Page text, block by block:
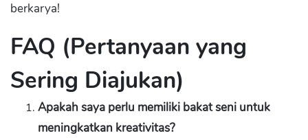
berkarya!
FAQ (Pertanyaan yang
Sering Diajukan)
Apakah saya perlu memiliki bakat seni untuk
meningkatkan kreativitas?